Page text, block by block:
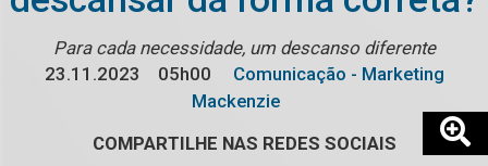
Para cada necessidade, um descanso diferente
23.11.2023
05h00
Comunicação - Marketing
Mackenzie
COMPARTILHE NAS REDES SOCIAIS